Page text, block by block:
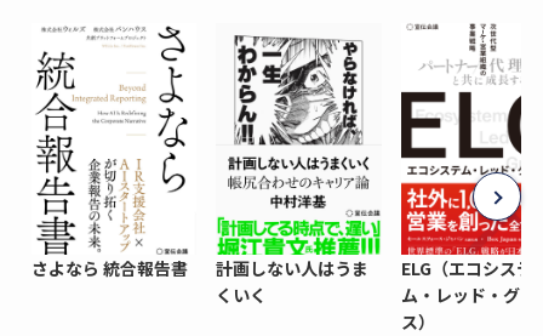
さよなら 統合報告書
計画しない人はうま
くいく
ELG（エコシステ
ム・レッド・グロ
ス）